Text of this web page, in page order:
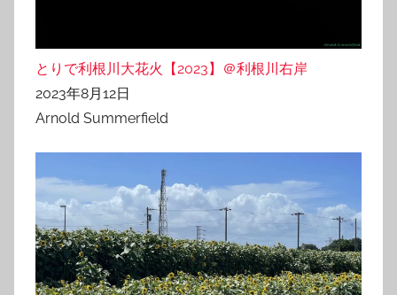
とりで利根川大花火【2023】＠利根川右岸
2023年8月12日
Arnold Summerfield